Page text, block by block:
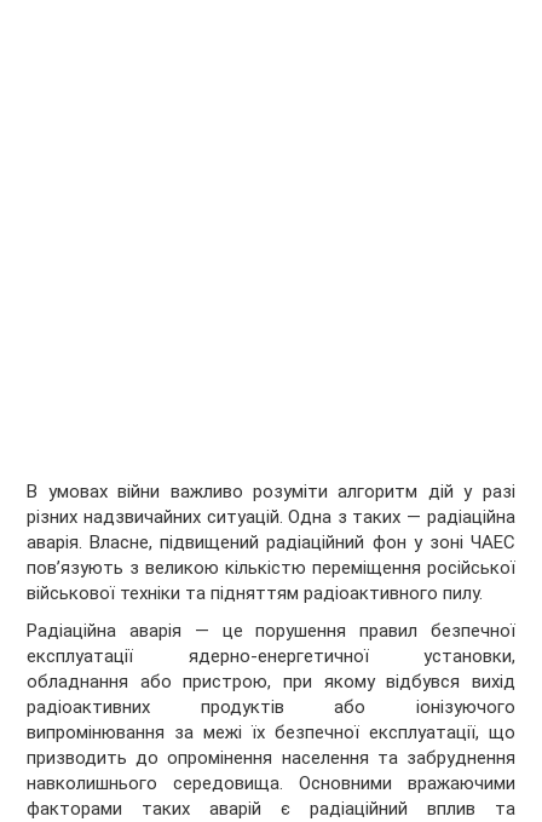
В умовах війни важливо розуміти алгоритм дій у разі
різних надзвичайних ситуацій. Одна з таких — радіаційна
аварія. Власне, підвищений радіаційний фон у зоні ЧАЕС
пов’язують з великою кількістю переміщення російської
військової техніки та підняттям радіоактивного пилу.
Радіаційна аварія — це порушення правил безпечної
експлуатації ядерно-енергетичної установки,
обладнання або пристрою, при якому відбувся вихід
радіоактивних продуктів або іонізуючого
випромінювання за межі їх безпечної експлуатації, що
призводить до опромінення населення та забруднення
навколишнього середовища. Основними вражаючими
факторами таких аварій є радіаційний вплив та